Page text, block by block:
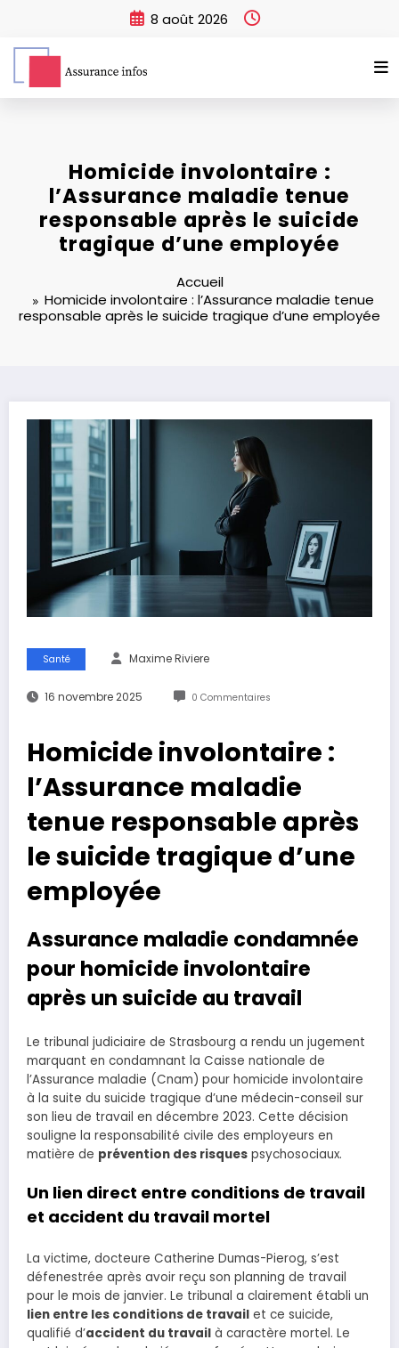
8 août 2026
Homicide involontaire :
l’Assurance maladie tenue
responsable après le suicide
tragique d’une employée
Accueil
Homicide involontaire : l’Assurance maladie tenue
responsable après le suicide tragique d’une employée
Santé Maxime Riviere
16 novembre 2025 0 Commentaires
Homicide involontaire :
l’Assurance maladie
tenue responsable après
le suicide tragique d’une
employée
Assurance maladie condamnée
pour homicide involontaire
après un suicide au travail
Le tribunal judiciaire de Strasbourg a rendu un jugement
marquant en condamnant la Caisse nationale de
l’Assurance maladie (Cnam) pour homicide involontaire
à la suite du suicide tragique d’une médecin-conseil sur
son lieu de travail en décembre 2023. Cette décision
souligne la responsabilité civile des employeurs en
matière de prévention des risques psychosociaux.
Un lien direct entre conditions de travail
et accident du travail mortel
La victime, docteure Catherine Dumas-Pierog, s’est
défenestrée après avoir reçu son planning de travail
pour le mois de janvier. Le tribunal a clairement établi un
lien entre les conditions de travail et ce suicide,
qualifié d’accident du travail à caractère mortel. Le